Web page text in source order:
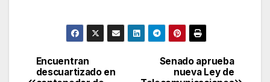
Post
Senado aprueba
nueva Ley de
Encuentran
descuartizado en